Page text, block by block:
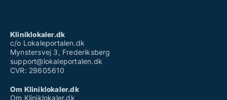
Kliniklokaler.dk
c/o Lokaleportalen.dk
Mynstersvej 3, Frederiksberg
support@lokaleportalen.dk
CVR: 29605610
Om Kliniklokaler.dk
Om Kliniklokaler.dk